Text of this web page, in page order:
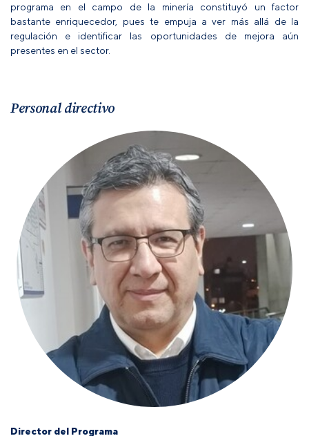
programa en el campo de la minería constituyó un factor
bastante enriquecedor, pues te empuja a ver más allá de la
regulación e identificar las oportunidades de mejora aún
presentes en el sector.
Personal directivo
Director del Programa